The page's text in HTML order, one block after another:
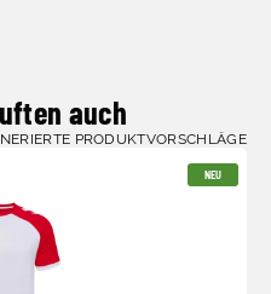
auch
PRODUKTVORSCHLÄGE
NEU